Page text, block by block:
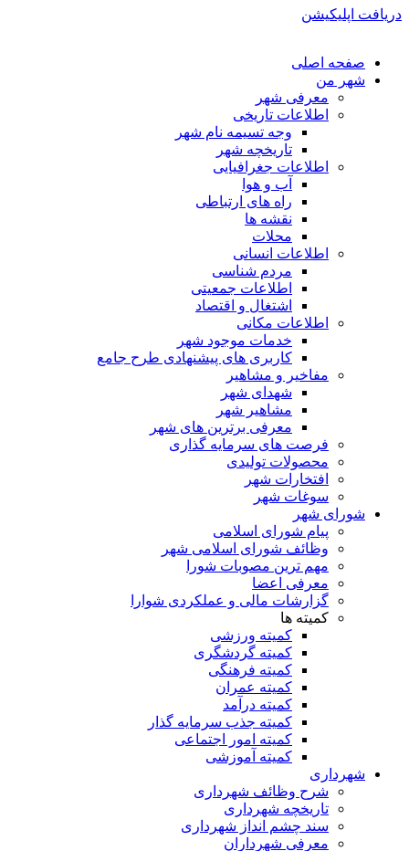
دریافت اپلیکیشن
صفحه اصلی
شهر من
معرفی شهر
اطلاعات تاریخی
وجه تسیمه نام شهر
تاریخچه شهر
اطلاعات جغرافیایی
آب و هوا
راه های ارتباطی
نقشه ها
محلات
اطلاعات انسانی
مردم شناسی
اطلاعات جمعیتی
اشتغال و اقتصاد
اطلاعات مکانی
خدمات موجود شهر
کاربری های پیشنهادی طرح جامع
مفاخیر و مشاهیر
شهدای شهر
مشاهیر شهر
معرفی برترین های شهر
فرصت های سرمایه گذاری
محصولات تولیدی
افتخارات شهر
سوغات شهر
شورای شهر
پیام شورای اسلامی
وظائف شورای اسلامی شهر
مهم ترین مصوبات شورا
معرفی اعضا
گزارشات مالی و عملکردی شوارا
کمیته ها
کمیته ورزشی
کمیته گردشگری
کمیته فرهنگی
کمیته عمران
کمیته درآمد
کمیته جذب سرمایه گذار
کمیته امور اجتماعی
کمیته آموزشی
شهرداری
شرح وظائف شهرداری
تاریخچه شهرداری
سند چشم انداز شهرداری
معرفی شهرداران